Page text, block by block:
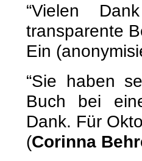
“Vielen
transparente
Ein
“Sie haben
Buch bei
Dank. Für
(Corinna